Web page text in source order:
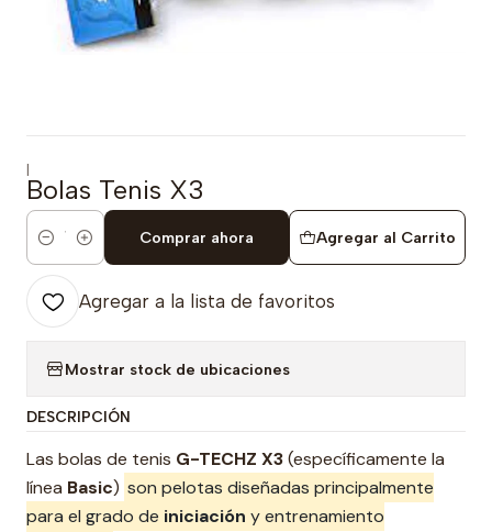
|
Bolas Tenis X3
Cantidad
Agregar al Carrito
Comprar ahora
Agregar a la lista de favoritos
Mostrar stock de ubicaciones
DESCRIPCIÓN
Las bolas de tenis G-TECHZ X3(específicamente la
línea Basic) son pelotas diseñadas principalmente
para el grado de iniciación y entrenamiento